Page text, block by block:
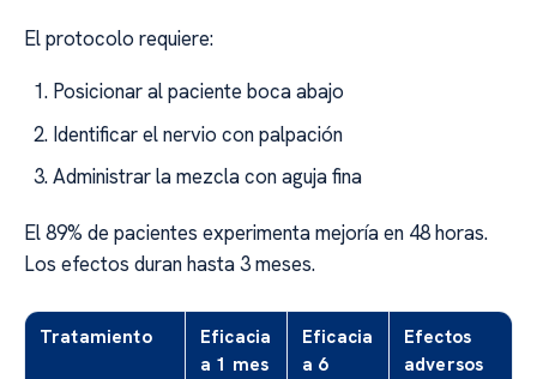
El protocolo requiere:
Posicionar al paciente boca abajo
Identificar el nervio con palpación
Administrar la mezcla con aguja fina
El 89% de pacientes experimenta mejoría en 48 horas.
Los efectos duran hasta 3 meses.
Tratamiento
Eficacia
a 1 mes
Eficacia
a 6
Efectos
adversos